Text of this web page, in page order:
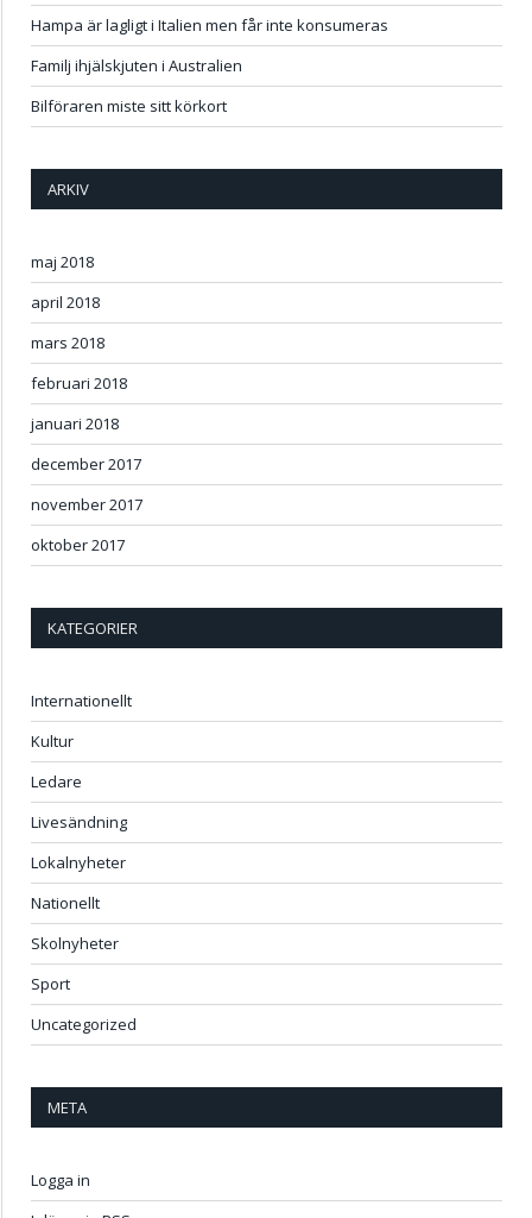
Hampa är lagligt i Italien men får inte konsumeras
Familj ihjälskjuten i Australien
Bilföraren miste sitt körkort
ARKIV
maj 2018
april 2018
mars 2018
februari 2018
januari 2018
december 2017
november 2017
oktober 2017
KATEGORIER
Internationellt
Kultur
Ledare
Livesändning
Lokalnyheter
Nationellt
Skolnyheter
Sport
Uncategorized
META
Logga in